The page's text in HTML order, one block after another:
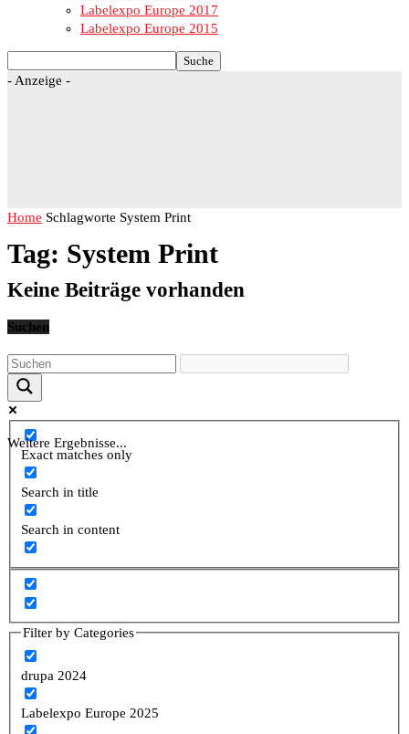
Labelexpo Europe 2017
Labelexpo Europe 2015
- Anzeige -
Home Schlagworte System Print
Tag: System Print
Keine Beiträge vorhanden
Suchen
Weitere Ergebnisse...
Exact matches only
Search in title
Search in content
Filter by Categories
drupa 2024
Labelexpo Europe 2025